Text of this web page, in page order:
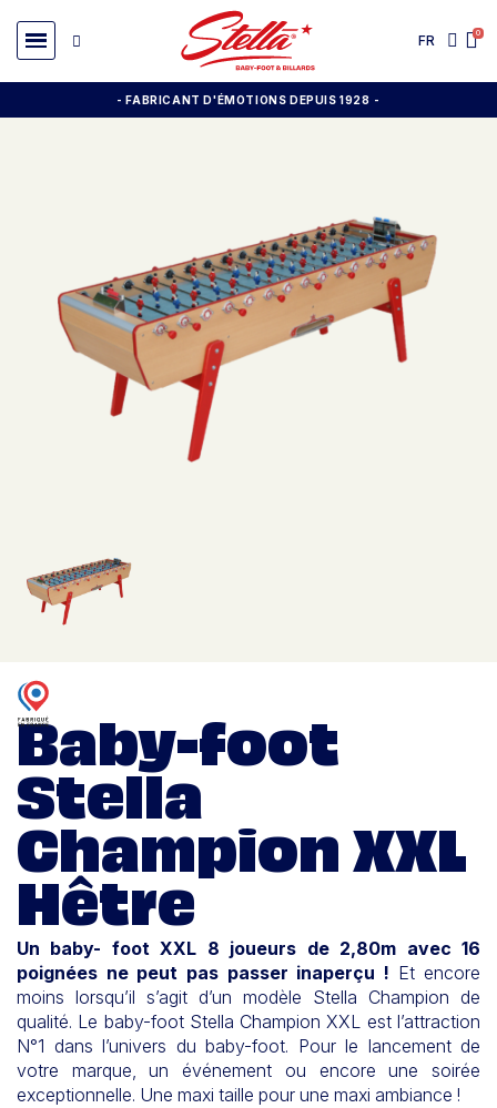
FR
- FABRICANT D'ÉMOTIONS DEPUIS 1928 -
Baby-foot
Stella
Champion XXL
Hêtre
Un baby- foot XXL 8 joueurs de 2,80m avec 16
poignées ne peut pas passer inaperçu ! Et encore
moins lorsqu’il s’agit d’un modèle Stella Champion de
qualité. Le baby-foot Stella Champion XXL est l’attraction
N°1 dans l’univers du baby-foot. Pour le lancement de
votre marque, un événement ou encore une soirée
exceptionnelle. Une maxi taille pour une maxi ambiance !